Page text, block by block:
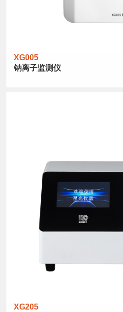
XG005
钠离子监测仪
XG205